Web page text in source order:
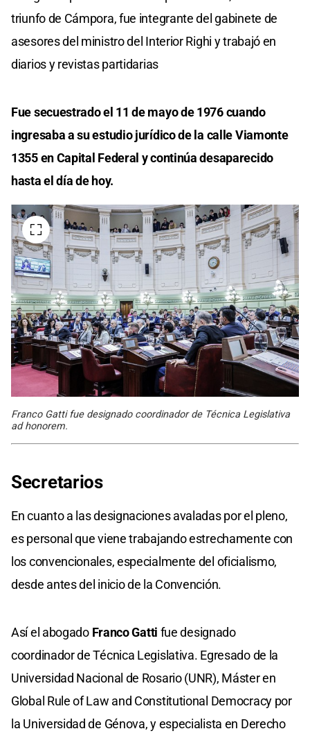
triunfo de Cámpora, fue integrante del gabinete de
asesores del ministro del Interior Righi y trabajó en
diarios y revistas partidarias
Fue secuestrado el 11 de mayo de 1976 cuando
ingresaba a su estudio jurídico de la calle Viamonte
1355 en Capital Federal y continúa desaparecido
hasta el día de hoy.
Franco Gatti fue designado coordinador de Técnica Legislativa
ad honorem.
Secretarios
En cuanto a las designaciones avaladas por el pleno,
es personal que viene trabajando estrechamente con
los convencionales, especialmente del oficialismo,
desde antes del inicio de la Convención.
Así el abogado Franco Gatti fue designado
coordinador de Técnica Legislativa. Egresado de la
Universidad Nacional de Rosario (UNR), Máster en
Global Rule of Law and Constitutional Democracy por
la Universidad de Génova, y especialista en Derecho